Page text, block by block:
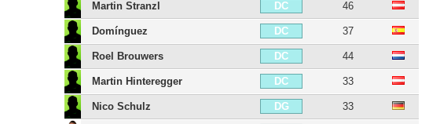
Martin Stranzl DC 46
Domínguez DC 37
Roel Brouwers DC 44
Martin Hinteregger DC 33
Nico Schulz DG 33